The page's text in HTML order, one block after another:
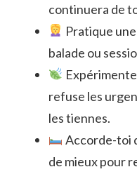
continuera de
Pratique
balade ou
refuse les
les tiennes.
Accorde-toi
de mieux pour